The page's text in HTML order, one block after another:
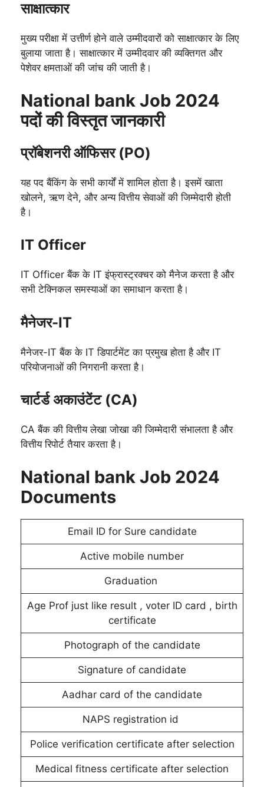
साक्षात्कार
मुख्य परीक्षा में उत्तीर्ण होने वाले उम्मीदवारों को साक्षात्कार के लिए
बुलाया जाता है। साक्षात्कार में उम्मीदवार की व्यक्तिगत और
पेशेवर क्षमताओं की जांच की जाती है।
National bank Job 2024
पदों की विस्तृत जानकारी
प्रॉबेशनरी ऑफिसर (PO)
यह पद बैंकिंग के सभी कार्यों में शामिल होता है। इसमें खाता
खोलने, ऋण देने, और अन्य वित्तीय सेवाओं की जिम्मेदारी होती
है।
IT Officer
IT Officer बैंक के IT इंफ्रास्ट्रक्चर को मैनेज करता है और
सभी टेक्निकल समस्याओं का समाधान करता है।
मैनेजर-IT
मैनेजर-IT बैंक के IT डिपार्टमेंट का प्रमुख होता है और IT
परियोजनाओं की निगरानी करता है।
चार्टर्ड अकाउंटेंट (CA)
CA बैंक की वित्तीय लेखा जोखा की जिम्मेदारी संभालता है और
वित्तीय रिपोर्ट तैयार करता है।
National bank Job 2024
Documents
Email ID for Sure candidate
Active mobile number
Graduation
Age Prof just like result , voter ID card , birth
certificate
Photograph of the candidate
Signature of candidate
Aadhar card of the candidate
NAPS registration id
Police verification certificate after selection
Medical fitness certificate after selection